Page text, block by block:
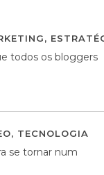
,
todos os bloggers
, TECNOLOGIA
se tornar num